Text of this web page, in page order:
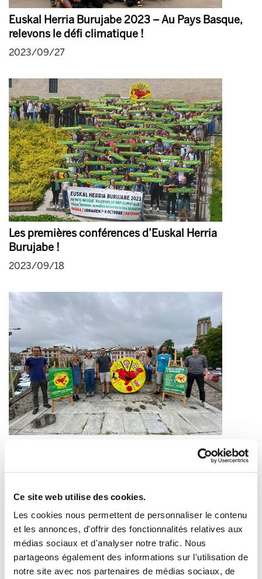
Ce site web utilise des cookies.
Les cookies nous permettent de personnaliser le contenu
et les annonces, d'offrir des fonctionnalités relatives aux
médias sociaux et d'analyser notre trafic. Nous
partageons également des informations sur l'utilisation de
notre site avec nos partenaires de médias sociaux, de
Euskal Herria Burujabe 2023 – Au Pays Basque,
relevons le défi climatique !
2023/09/27
Les premières conférences d’Euskal Herria
Burujabe !
2023/09/18
Euskal Herria Burujabe 2023 : les premiers noms